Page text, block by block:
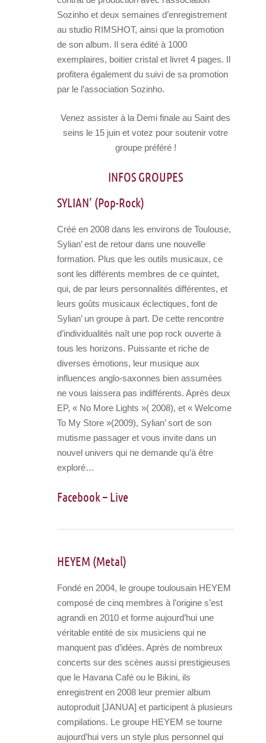
Sozinho et deux semaines d’enregistrement
au studio RIMSHOT, ainsi que la promotion
de son album. Il sera édité à 1000
exemplaires, boitier cristal et livret 4 pages. Il
profitera également du suivi de sa promotion
par le l’association Sozinho.
Venez assister à la Demi finale au Saint des
seins le 15 juin et votez pour soutenir votre
groupe préféré !
INFOS GROUPES
SYLIAN’ (Pop-Rock)
Créé en 2008 dans les environs de Toulouse,
Sylian’ est de retour dans une nouvelle
formation. Plus que les outils musicaux, ce
sont les différents membres de ce quintet,
qui, de par leurs personnalités différentes, et
leurs goûts musicaux éclectiques, font de
Sylian’ un groupe à part. De cette rencontre
d’individualités naît une pop rock ouverte à
tous les horizons. Puissante et riche de
diverses émotions, leur musique aux
influences anglo-saxonnes bien assumées
ne vous laissera pas indifférents. Après deux
EP, « No More Lights »( 2008), et « Welcome
To My Store »(2009), Sylian’ sort de son
mutisme passager et vous invite dans un
nouvel univers qui ne demande qu’à être
exploré…
Facebook– Live
HEYEM (Metal)
Fondé en 2004, le groupe toulousain HEYEM
composé de cinq membres à l’origine s’est
agrandi en 2010 et forme aujourd’hui une
véritable entité de six musiciens qui ne
manquent pas d’idées. Après de nombreux
concerts sur des scènes aussi prestigieuses
que le Havana Café ou le Bikini, ils
enregistrent en 2008 leur premier album
autoproduit [JANUA] et participent à plusieurs
compilations. Le groupe HEYEM se tourne
aujourd’hui vers un style plus personnel qui